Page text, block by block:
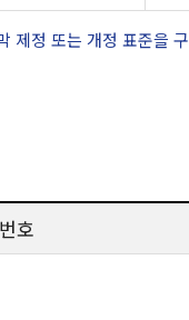
제정 또는 개정 표준을
호